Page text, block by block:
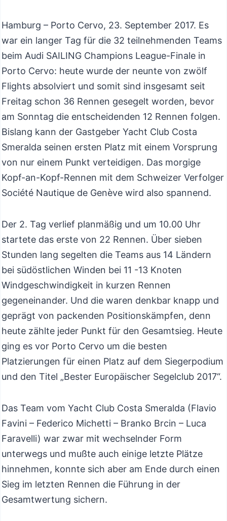
Hamburg – Porto Cervo, 23. September 2017. Es
war ein langer Tag für die 32 teilnehmenden Teams
beim Audi SAILING Champions League-Finale in
Porto Cervo: heute wurde der neunte von zwölf
Flights absolviert und somit sind insgesamt seit
Freitag schon 36 Rennen gesegelt worden, bevor
am Sonntag die entscheidenden 12 Rennen folgen.
Bislang kann der Gastgeber Yacht Club Costa
Smeralda seinen ersten Platz mit einem Vorsprung
von nur einem Punkt verteidigen. Das morgige
Kopf-an-Kopf-Rennen mit dem Schweizer Verfolger
Société Nautique de Genève wird also spannend.
Der 2. Tag verlief planmäßig und um 10.00 Uhr
startete das erste von 22 Rennen. Über sieben
Stunden lang segelten die Teams aus 14 Ländern
bei südöstlichen Winden bei 11 -13 Knoten
Windgeschwindigkeit in kurzen Rennen
gegeneinander. Und die waren denkbar knapp und
geprägt von packenden Positionskämpfen, denn
heute zählte jeder Punkt für den Gesamtsieg. Heute
ging es vor Porto Cervo um die besten
Platzierungen für einen Platz auf dem Siegerpodium
und den Titel „Bester Europäischer Segelclub 2017“.
Das Team vom Yacht Club Costa Smeralda (Flavio
Favini – Federico Michetti – Branko Brcin – Luca
Faravelli) war zwar mit wechselnder Form
unterwegs und mußte auch einige letzte Plätze
hinnehmen, konnte sich aber am Ende durch einen
Sieg im letzten Rennen die Führung in der
Gesamtwertung sichern.